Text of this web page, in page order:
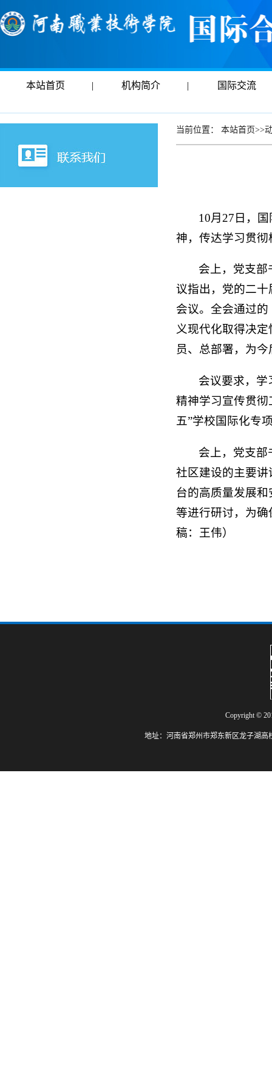
本站首页 | 机构简介 | 国际交流
当前位置： 本站首页>>
10月27日，
神，传达学习贯
会上，党支部
议指出，党的二
会议。全会通过
义现代化取得决
员、总部署，为
会议要求，学
精神学习宣传贯
五”学校国际化专
会上，党支部
社区建设的主要
台的高质量发展
等进行研讨，为
稿：王伟）
Copyright ©
地址：河南省郑州市郑东新区龙子湖高